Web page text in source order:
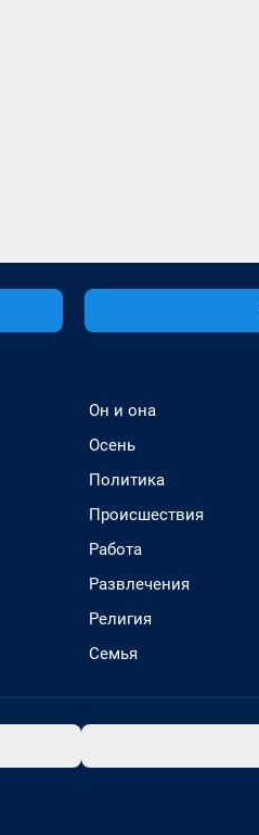
Он и она
Осень
Политика
Происшествия
Работа
Развлечения
Религия
Семья